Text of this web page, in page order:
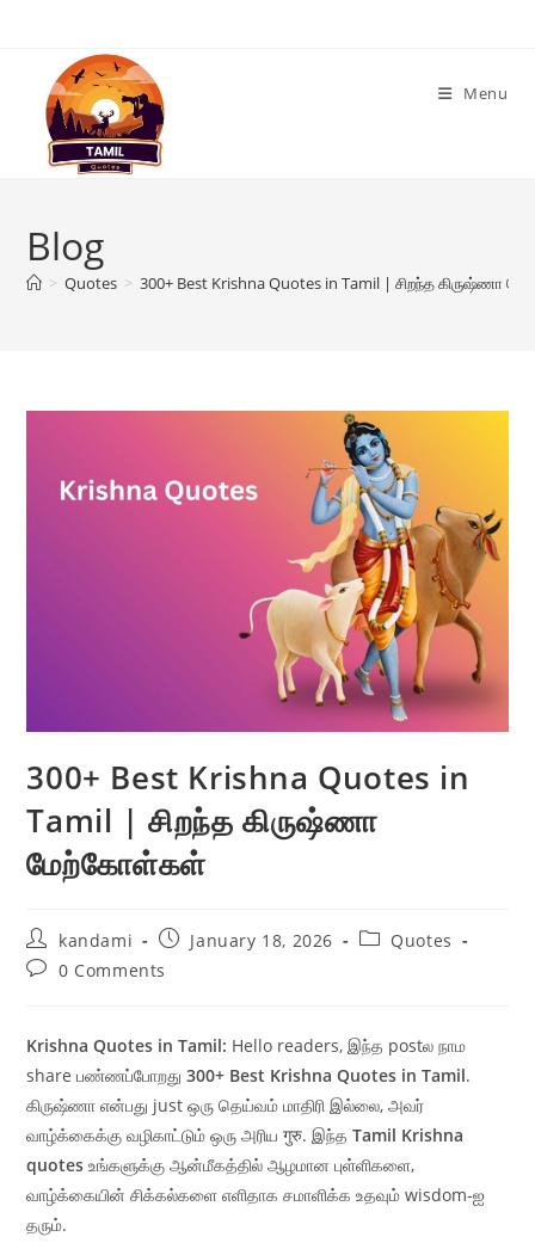
content
Menu
Blog
> Quotes > 300+ Best Krishna Quotes in Tamil | சிறந்த கிருஷ்ணா
300+ Best Krishna Quotes in
Tamil | சிறந்த கிருஷ்ணா
மேற்கோள்கள்
Post
author:
kandami
PostJanuary 18, 2026
PostQuotes
Post0 Comments
Krishna Quotes in Tamil: Hello readers, இந்த postல நாம
share பண்ணப்போறது300+ Best Krishna Quotes in Tamil.
கிருஷ்ணா என்பது just ஒரு தெய்வம் மாதிரி இல்லை, அவர்
வாழ்க்கைக்கு வழிகாட்டும் ஒரு அரிய गुरु. இந்தTamil Krishna
quotes உங்களுக்கு ஆன்மீகத்தில் ஆழமான புள்ளிகளை,
வாழ்க்கையின் சிக்கல்களை எளிதாக சமாளிக்க உதவும் wisdom-ஐ
தரும்.